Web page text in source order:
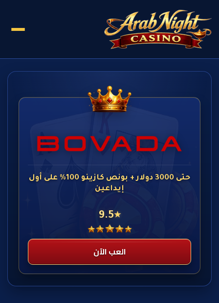
حتى 3000 دولار + بونص كازينو 100% على أول
إيداعين
★
9.5
العب الآن